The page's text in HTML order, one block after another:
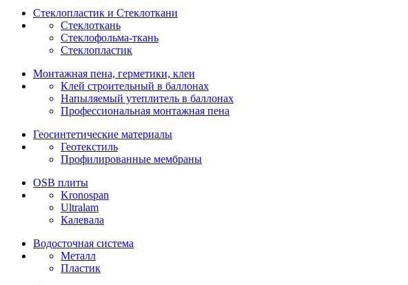
Стеклопластик и Стеклоткани
Стеклоткань
Стеклофольма-ткань
Стеклопластик
Монтажная пена, герметики, клеи
Клей строительный в баллонах
Напыляемый утеплитель в баллонах
Профессиональная монтажная пена
Геосинтетические материалы
Геотекстиль
Профилированные мембраны
OSB плиты
Kronospan
Ultralam
Калевала
Водосточная система
Металл
Пластик